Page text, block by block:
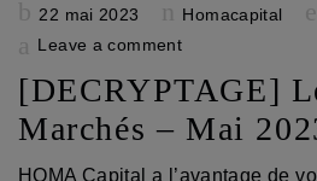
Posted
22 mai 2023 Homacapital
Leave a comment
[DECRYPTAGE]
Marchés – Mai
HOMA Capital a l’avantage de